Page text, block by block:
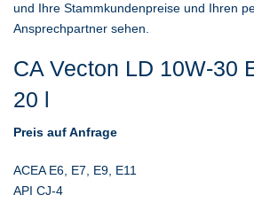
CA Vecton LD 10W-30
20 l
Preis auf Anfrage
ACEA E6, E7, E9, E11
API CJ-4
und Ihre Stammkundenpreise und Ihren
Ansprechpartner sehen.